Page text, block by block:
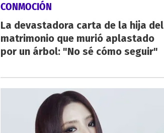
CONMOCIÓN
La devastadora carta de la hija del
matrimonio que murió aplastado
por un árbol: "No sé cómo seguir"